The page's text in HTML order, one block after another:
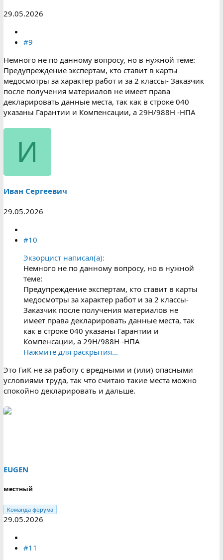
29.05.2026
#9
Немного не по данному вопросу, но в нужной теме:
Предупреждение экспертам, кто ставит в карты
медосмотры за характер работ и за 2 классы- Заказчик
после получения материалов не имеет права
декларировать данные места, так как в строке 040
указаны Гарантии и Компенсации, а 29Н/988Н -НПА
И
Иван Сергеевич
29.05.2026
#10
Экзорцист написал(а):
Немного не по данному вопросу, но в нужной
теме:
Предупреждение экспертам, кто ставит в карты
медосмотры за характер работ и за 2 классы-
Заказчик после получения материалов не
имеет права декларировать данные места, так
как в строке 040 указаны Гарантии и
Компенсации, а 29Н/988Н -НПА
Нажмите для раскрытия...
Это ГиК не за работу с вредными и (или) опасными
условиями труда, так что считаю такие места можно
спокойно декларировать и дальше.
EUGEN
местный
Команда форума
29.05.2026
#11